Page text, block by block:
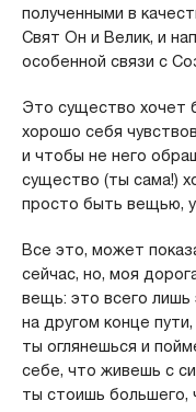
полученными в
Свят Он и Велик, и
особенной связи с
Это существо хочет
хорошо себя
и чтобы не него
существо (ты сама!)
просто быть вещью,
Все это, может
сейчас, но, моя
вещь: это всего
на другом конце
ты оглянешься и
себе, что живешь с
ты стоишь большего,